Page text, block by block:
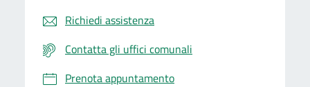
Richiedi assistenza
Contatta gli uffici comunali
Prenota appuntamento